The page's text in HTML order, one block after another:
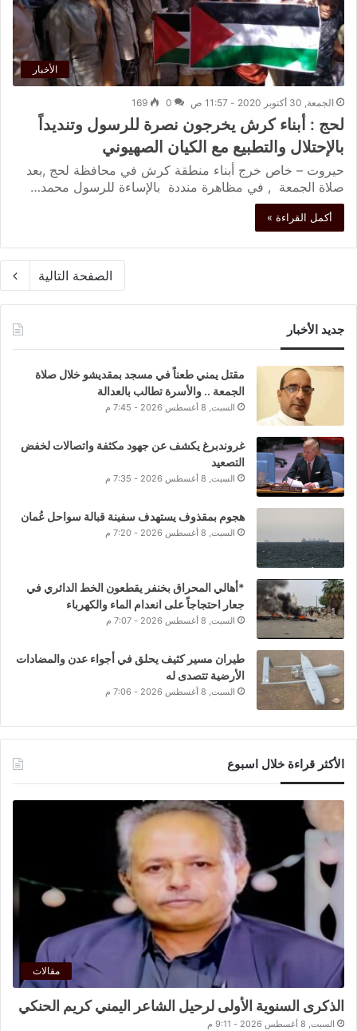
الأخبار
الجمعة, 30 أكتوبر 2020 - 11:57 ص 0
169
لحج : أبناء كرش يخرجون نصرة للرسول وتنديداً
بالإحتلال والتطبيع مع الكيان الصهيوني
حيروت – خاص خرج أبناء منطقة كرش في محافظة لحج ,بعد
صلاة الجمعة , في مظاهرة منددة بالإساءة للرسول محمد…
أكمل القراءة »
الصفحة التالية
جديد الأخبار
مقتل يمني طعناً في مسجد بمقديشو خلال صلاة
الجمعة .. والأسرة تطالب بالعدالة
السبت, 8 أغسطس 2026 - 7:45 م
غروندبرغ يكشف عن جهود مكثفة واتصالات لخفض
التصعيد
السبت, 8 أغسطس 2026 - 7:35 م
هجوم بمقذوف يستهدف سفينة قبالة سواحل عُمان
السبت, 8 أغسطس 2026 - 7:20 م
*أهالي المحراق بخنفر يقطعون الخط الدائري في
جعار احتجاجاً على انعدام الماء والكهرباء
السبت, 8 أغسطس 2026 - 7:07 م
طيران مسير كثيف يحلق في أجواء عدن والمضادات
الأرضية تتصدى له
السبت, 8 أغسطس 2026 - 7:06 م
الأكثر قراءة خلال اسبوع
مقالات
الذكرى السنوية الأولى لرحيل الشاعر اليمني كريم الحنكي
السبت, 8 أغسطس 2026 - 9:11 م